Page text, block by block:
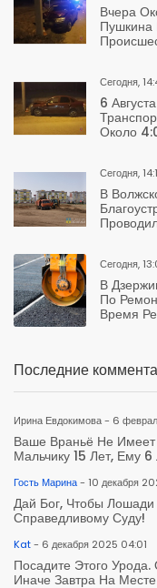
Вчера
Пушкина
Сегодня,
6
Около
Сегодня,
В
Сегодня,
В
По
Время
Последние
Ирина Евдокимова - 6
Ваше Враньё Не Имеет
Мальчику 15 Лет, Ему
Гость Марина- 10 декабря
Дай Бог, Чтобы
Справедливому Суду!
Kat- 6 декабря 2025 04:01
Посадите Этого
Иначе Завтра На